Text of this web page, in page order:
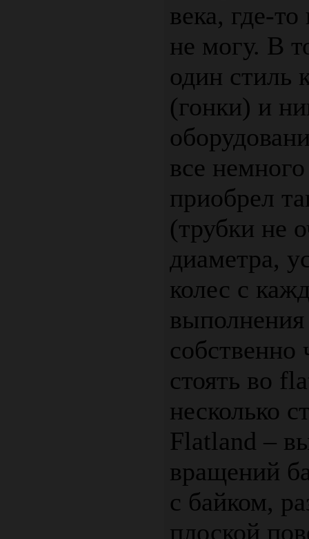
века, где-
не могу. В
один стиль
(гонки) и
все
приобрел
(трубки не
диаметра,
колес с
стоять во
несколько
Flatland –
вращений
с байком,
плоской